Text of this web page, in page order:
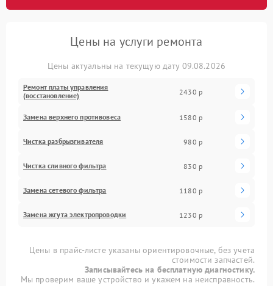
Цены на услуги ремонта
Цены актуальны на текущую дату 09.08.2026
Ремонт платы управления
(восстановление)
2430 р
Замена верхнего противовеса 1580 р
Чистка разбрызгивателя 980 р
Чистка сливного фильтра 830 р
Замена сетевого фильтра 1180 р
Замена жгута электропроводки 1230 р
Цены в прайс-листе указаны ориентировочные, без учета
стоимости запчастей.
Записывайтесь на бесплатную диагностику.
Мы проверим ваше устройство и укажем на неисправность.